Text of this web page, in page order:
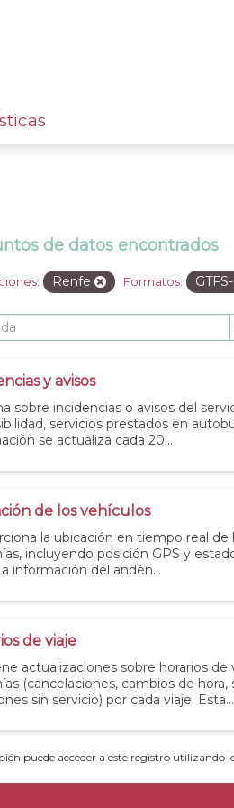
de datos encontrados
Renfe Formatos:
y avisos
sobre incidencias o avisos del
servicios prestados en
se actualiza cada 20...
de los vehículos
la ubicación en tiempo real de
incluyendo posición GPS y
información del andén...
de viaje
actualizaciones sobre horarios de
(cancelaciones, cambios de hora,
sin servicio) por cada viaje. Esta...
puede acceder a este registro utilizando